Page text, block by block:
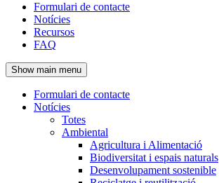
Navegació
principal
de
l'encapçalament
Formulari de contacte
Notícies
Recursos
FAQ
Show main menu
Navegació
principal
Formulari de contacte
Notícies
Totes
Ambiental
Agricultura i Alimentació
Biodiversitat i espais naturals
Desenvolupament sostenible